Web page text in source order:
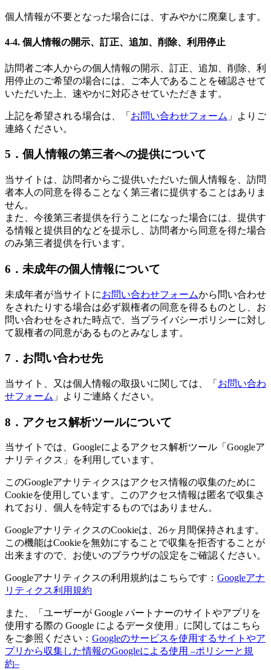
個人情報が不要となった場合には、すみやかに廃棄します。
4-4. 個人情報の開示、訂正、追加、削除、利用停止
訪問者ご本人からの個人情報の開示、訂正、追加、削除、利
用停止のご希望の場合には、ご本人であることを確認させて
いただいた上、速やかに対応させていただきます。
上記を希望される場合は、「 お問い合わせフォーム 」よりご
連絡ください。
5．個人情報の第三者への提供について
当サイトは、訪問者からご提供いただいた個人情報を、訪問
者本人の同意を得ることなく第三者に提供することはありま
せん。
また、今後第三者提供を行うことになった場合には、提供す
る情報と提供目的などを提示し、訪問者から同意を得た場合
のみ第三者提供を行います。
6．未成年の個人情報について
未成年者が当サイトにお問い合わせフォームから問い合わせ
をされたりする場合は必ず親権者の同意を得るものとし、お
問い合わせをされた時点で、当プライバシーポリシーに対し
て親権者の同意があるものとみなします。
7．お問い合わせ先
当サイト、又は個人情報の取扱いに関しては、「 お問い合わ
せフォーム 」よりご連絡ください。
8．アクセス解析ツールについて
当サイトでは、Googleによるアクセス解析ツール「Googleア
ナリティクス」を利用しています。
このGoogleアナリティクスはアクセス情報の収集のために
Cookieを使用しています。このアクセス情報は匿名で収集さ
れており、個人を特定するものではありません。
GoogleアナリティクスのCookieは、26ヶ月間保持されます。
この機能はCookieを無効にすることで収集を拒否することが
出来ますので、お使いのブラウザの設定をご確認ください。
Googleアナリティクスの利用規約はこちらです： Googleアナ
リティクス利用規約
また、「ユーザーが Google パートナーのサイトやアプリを
使用する際の Google によるデータ使用」に関してはこちら
をご参照ください： Googleのサービスを使用するサイトやア
プリから収集した情報のGoogleによる使用 –ポリシーと規
約–